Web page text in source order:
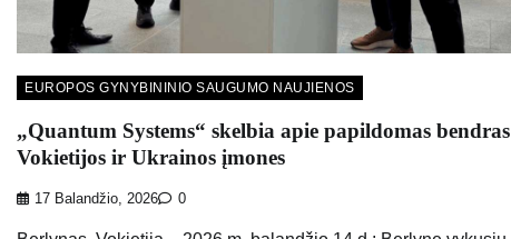
EUROPOS GYNYBININIO SAUGUMO NAUJIENOS
„Quantum Systems“ skelbia apie papildomas bendras
Vokietijos ir Ukrainos įmones
17 Balandžio, 2026 0